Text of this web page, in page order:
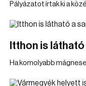
Pályázatot írtak ki a
Itthon is
Ha komolyabb